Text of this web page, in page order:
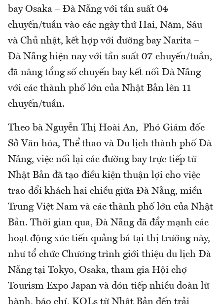
bay Osaka – Đà Nẵng với tần suất 04
chuyến/tuần vào các ngày thứ Hai, Năm, Sáu
và Chủ nhật, kết hợp với đường bay Narita –
Đà Nẵng hiện nay với tần suất 07 chuyến/tuần,
đã nâng tổng số chuyến bay kết nối Đà Nẵng
với các thành phố lớn của Nhật Bản lên 11
chuyến/tuần.
Theo bà Nguyễn Thị Hoài An, Phó Giám đốc
Sở Văn hóa, Thể thao và Du lịch thành phố Đà
Nẵng, việc nối lại các đường bay trực tiếp từ
Nhật Bản đã tạo điều kiện thuận lợi cho việc
trao đổi khách hai chiều giữa Đà Nẵng, miền
Trung Việt Nam và các thành phố lớn của Nhật
Bản. Thời gian qua, Đà Nẵng đã đẩy mạnh các
hoạt động xúc tiến quảng bá tại thị trường này,
như tổ chức Chương trình giới thiệu du lịch Đà
Nẵng tại Tokyo, Osaka, tham gia Hội chợ
Tourism Expo Japan và đón tiếp nhiều đoàn lữ
hành, báo chí, KOLs từ Nhật Bản đến trải